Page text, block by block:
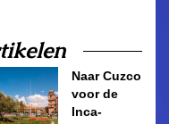
Naar Cuzco
voor de
Inca-